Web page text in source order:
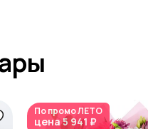
По промоЛЕТО
цена5 941 ₽